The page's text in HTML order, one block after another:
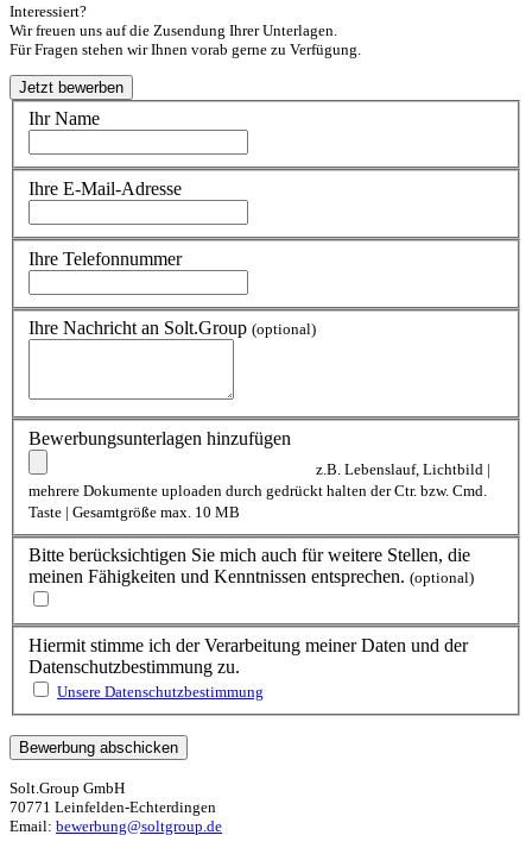
Interessiert?
Wir freuen uns auf die Zusendung Ihrer Unterlagen.
Für Fragen stehen wir Ihnen vorab gerne zu Verfügung.
Ihr Name
Ihre E-Mail-Adresse
Ihre Telefonnummer
Ihre Nachricht an Solt.Group (optional)
Bewerbungsunterlagen hinzufügen
z.B. Lebenslauf, Lichtbild |
mehrere Dokumente uploaden durch gedrückt halten der Ctr. bzw. Cmd.
Taste | Gesamtgröße max. 10 MB
Bitte berücksichtigen Sie mich auch für weitere Stellen, die
meinen Fähigkeiten und Kenntnissen entsprechen. (optional)
Hiermit stimme ich der Verarbeitung meiner Daten und der
Datenschutzbestimmung zu.
Unsere Datenschutzbestimmung
Solt.Group GmbH
70771 Leinfelden-Echterdingen
Email: bewerbung@soltgroup.de